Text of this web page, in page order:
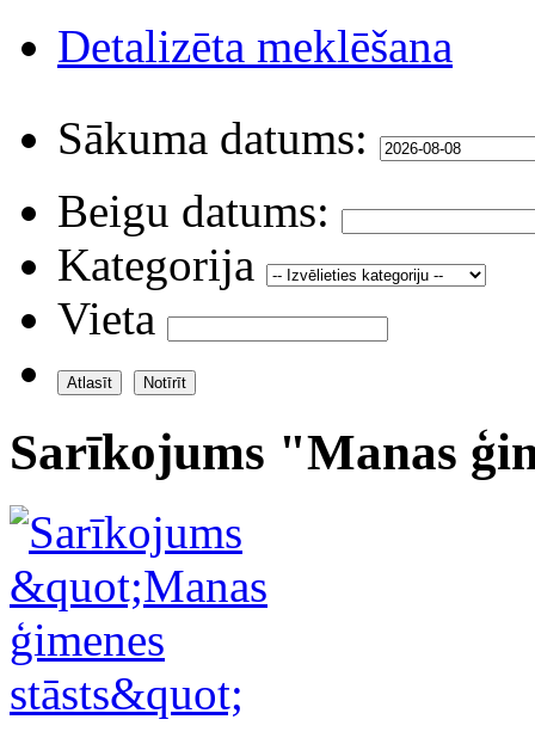
Detalizēta meklēšana
Sākuma datums:
Beigu datums:
Kategorija
Vieta
Sarīkojums "Manas